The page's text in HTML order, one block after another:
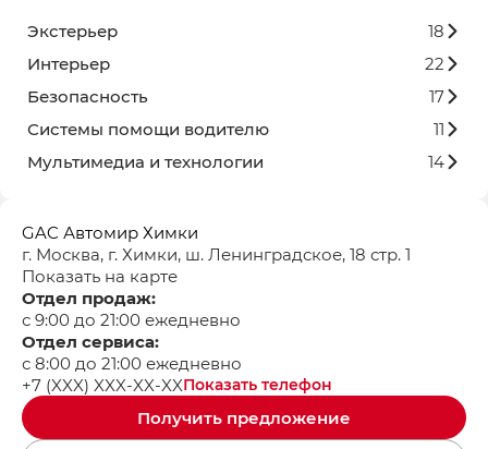
Экстерьер
18
Интерьер
22
Безопасность
17
Системы помощи водителю
11
Мультимедиа и технологии
14
GAC Автомир Химки
г. Москва, г. Химки, ш. Ленинградское, 18 стр. 1
Показать на карте
Отдел продаж:
с 9:00 до 21:00 ежедневно
Отдел сервиса:
с 8:00 до 21:00 ежедневно
Показать телефон
+7 (XXX) XXX-XX-XX
Получить предложение